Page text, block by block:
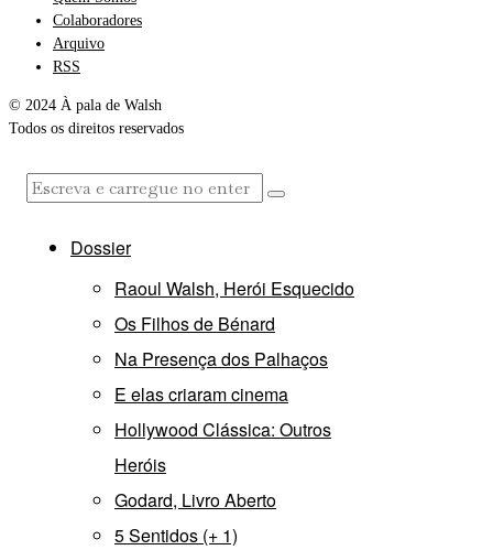
Colaboradores
Arquivo
RSS
© 2024 À pala de Walsh
Todos os direitos reservados
Dossier
Raoul Walsh, Herói Esquecido
Os Filhos de Bénard
Na Presença dos Palhaços
E elas criaram cinema
Hollywood Clássica: Outros
Heróis
Godard, Livro Aberto
5 Sentidos (+ 1)